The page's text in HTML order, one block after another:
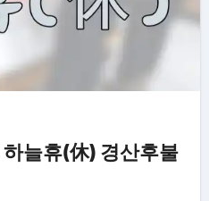
늘휴(休) 경산후불